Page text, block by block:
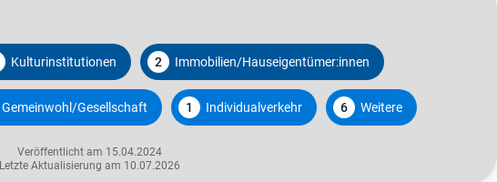
Kulturinstitutionen 2 Immobilien/Hauseigentümer:innen
Gemeinwohl/Gesellschaft 1 Individualverkehr 6 Weitere
Veröffentlicht am 15.04.2024
Letzte Aktualisierung am 10.07.2026